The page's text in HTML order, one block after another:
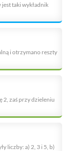
taki wykładnik
i otrzymano reszty
2, zaś przy dzieleniu
liczby: a) 2, 3 i 5, b)